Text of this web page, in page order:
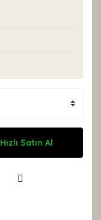
Hızlı Satın Al